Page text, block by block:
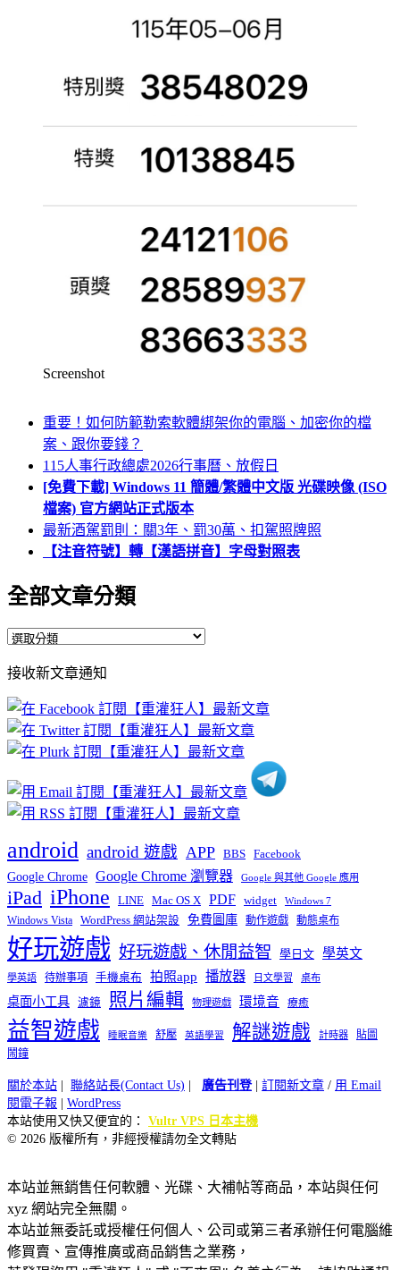
Screenshot
重要！如何防範勒索軟體綁架你的電腦、加密你的檔
案、跟你要錢？
115人事行政總處2026行事曆、放假日
[免費下載] Windows 11 簡體/繁體中文版 光碟映像 (ISO
檔案) 官方網站正式版本
最新酒駕罰則：關3年、罰30萬、扣駕照牌照
【注音符號】轉【漢語拼音】字母對照表
全部文章分類
全
文
章
分
類
接收新文章通知
android android 遊戲 APP BBS Facebook
Google Chrome Google Chrome 瀏覽器 Google 與其他 Google 應用
iPad iPhone LINE Mac OS X PDF widget Windows 7
Windows Vista WordPress 網站架設 免費圖庫 動作遊戲 動態桌布
好玩遊戲 好玩遊戲、休閒益智 學日文 學英文
學英語 待辦事項 手機桌布 拍照app 播放器 日文學習 桌布
桌面小工具 濾鏡 照片編輯 物理遊戲 環境音 療癒
益智遊戲 睡眠音樂 舒壓 英語學習 解謎遊戲 計時器
貼圖
鬧鐘
關於本站 | 聯絡站長(Contact Us) | 廣告刊登| 訂閱新文章 / 用 Email
閱電子報 | WordPress
本站使用又快又便宜的： Vultr VPS 日本主機
© 2026 版權所有，非經授權請勿全文轉貼
本站並無銷售任何軟體、光碟、大補帖等商品，本站與任何
xyz 網站完全無關。
本站並無委託或授權任何個人、公司或第三者承辦任何電腦維
修買賣、宣傳推廣或商品銷售之業務，